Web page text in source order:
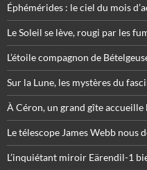
Éphémérides : le ciel du mois
Le Soleil se lève, rougi par les
L’étoile compagnon de
Sur la Lune, les mystères du
À Céron, un grand gîte
Le télescope James Webb nous
L’inquiétant miroir Eärendil-1